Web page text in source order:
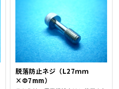
脱落防止ネジ（L27ｍｍ
×Φ7mm）